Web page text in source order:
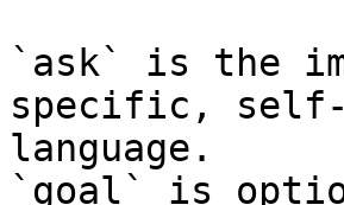
`ask` is the
specific, self-
language.
`goal` is